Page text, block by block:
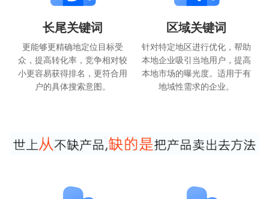
长尾关键词
更能够更精确地定位目标受
众，提高转化率，竞争相对较
小更容易获得排名，更符合用
户的具体搜索意图。
区域关键词
针对特定地区进行优化，帮助
本地企业吸引当地用户，提高
本地市场的曝光度。适用于有
地域性需求的企业。